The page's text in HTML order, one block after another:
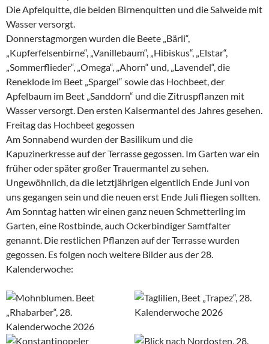
Die Apfelquitte, die beiden Birnenquitten und die Salweide mit
Wasser versorgt.
Donnerstagmorgen wurden die Beete „Bärli“,
„Kupferfelsenbirne“, „Vanillebaum“, „Hibiskus“, „Elstar“,
„Sommerflieder“, „Omega“, „Ahorn“ und, „Lavendel“, die
Reneklode im Beet „Spargel“ sowie das Hochbeet, der
Apfelbaum im Beet „Sanddorn“ und die Zitruspflanzen mit
Wasser versorgt. Den ersten Kaisermantel des Jahres gesehen.
Freitag das Hochbeet gegossen
Am Sonnabend wurden der Basilikum und die
Kapuzinerkresse auf der Terrasse gegossen. Im Garten war ein
früher oder später großer Trauermantel zu sehen.
Ungewöhnlich, da die letztjährigen eigentlich Ende Juni von
uns gegangen sein und die neuen erst Ende Juli fliegen sollten.
Am Sonntag hatten wir einen ganz neuen Schmetterling im
Garten, eine Rostbinde, auch Ockerbindiger Samtfalter
genannt. Die restlichen Pflanzen auf der Terrasse wurden
gegossen. Es folgen noch weitere Bilder aus der 28.
Kalenderwoche: